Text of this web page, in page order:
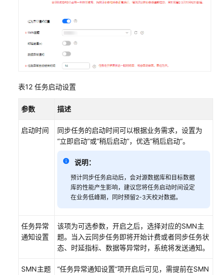
表12 任务启动设置
参数 描述
启动时间
同步任务的启动时间可以根据业务需求，设置为
“立即启动”或“稍后启动”，优选“稍后启动”。
说明：
预计同步任务启动后，会对源数据库和目标数据
库的性能产生影响，建议您将任务启动时间设定
在业务低峰期，同时预留2-3天校对数据。
任务异常
通知设置
该项为可选参数，开启之后，选择对应的SMN主
题。当入云同步任务即将开始计费或者同步任务状
态、时延指标、数据等异常时，系统将发送通知。
SMN主题 “任务异常通知设置”项开启后可见，需提前在SMN